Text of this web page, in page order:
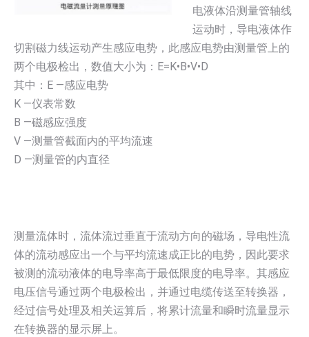
电液体沿测量管轴线
运动时，导电液体作
切割磁力线运动产生感应电势，此感应电势由测量管上的
两个电极检出，数值大小为：E=K•B•V•D
其中：E —感应电势
K —仪表常数
B —磁感应强度
V —测量管截面内的平均流速
D —测量管的内直径
测量流体时，流体流过垂直于流动方向的磁场，导电性流
体的流动感应出一个与平均流速成正比的电势，因此要求
被测的流动液体的电导率高于最低限度的电导率。其感应
电压信号通过两个电极检出，并通过电缆传送至转换器，
经过信号处理及相关运算后，将累计流量和瞬时流量显示
在转换器的显示屏上。